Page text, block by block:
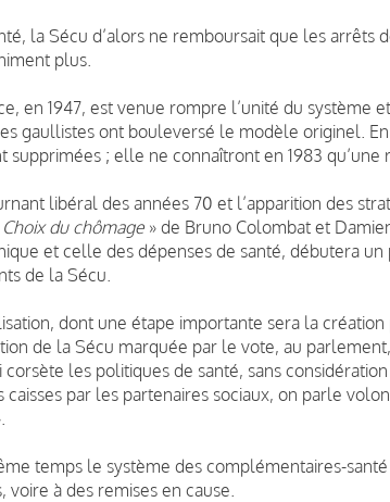
la Sécu d’alors ne remboursait que les arrêts
plus.
en 1947, est venue rompre l’unité du système
gaullistes ont bouleversé le modèle originel.
supprimées ; elle ne connaîtront en 1983 qu’une
libéral des années 70 et l’apparition des
Choix du chômage » de Bruno Colombat et
et celle des dépenses de santé, débutera
de la Sécu.
dont une étape importante sera la
de la Sécu marquée par le vote, au
corsète les politiques de santé, sans
caisses par les partenaires sociaux, on parle
temps le système des complémentaires-
voire à des remises en cause.